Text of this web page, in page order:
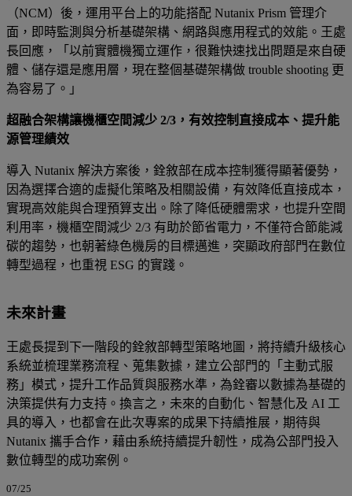
（NCM）後，運用平台上的功能搭配 Nutanix Prism 管理介
面，即時監測與分析基礎架構、網路與應用程式的效能。王處
長回應，「以前實體機獨立運作，很難快速找出問題是來自硬
體、儲存還是應用層，現在整個基礎架構做 trouble shooting 更
為容易了。」
超融合架構讓機櫃空間減少 2/3，有效控制直接成本、提升能
源管理績效
導入 Nutanix 解決方案後，銓敘部在成本控制獲得顯著優勢，
因為選擇合適的虛擬化策略及相關設備，有效降低直接成本，
實現高效能與合理預算支出。除了降低硬體需求，也提升空間
利用率，機櫃空間減少 2/3 有助於節省電力，不僅符合節能減
碳的趨勢，也朝著綠色機房的目標邁進，突顯政府部門在數位
轉型過程，也重視 ESG 的實踐。
未來計畫
王處長提到下一階段的銓敘部轉型策略地圖，將持續升級核心
系統並梳理業務流程、蒐集數據，建立公部門的「主動式服
務」模式，提升工作品質與服務水準，為銓審以數據為基礎的
決策提供有力支持。換言之，未來的自動化、智慧化及 AI 工
具的導入，也都會在此次專案的成果下持續推展，期待與
Nutanix 攜手合作，藉由系統持續提升韌性，成為公部門投入
數位轉型的成功案例。
07/25